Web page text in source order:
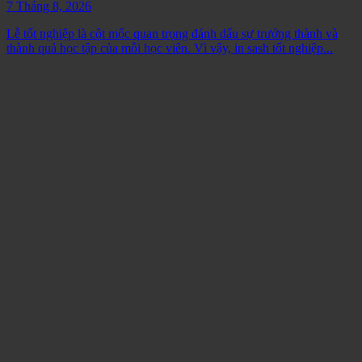
7 Tháng 8, 2026
Lễ tốt nghiệp là cột mốc quan trọng đánh dấu sự trưởng thành và
thành quả học tập của mỗi học viên. Vì vậy, in sash tốt nghiệp...